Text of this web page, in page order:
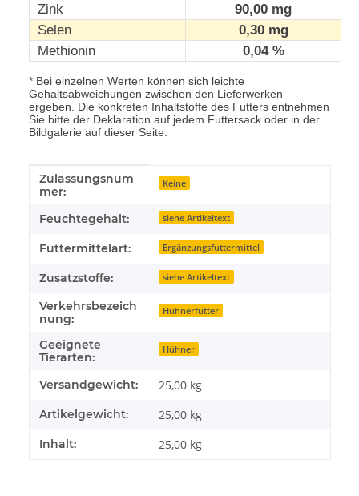
Zink
90,00 mg
Selen
0,30 mg
Methionin
0,04 %
* Bei einzelnen Werten können sich leichte
Gehaltsabweichungen zwischen den Lieferwerken
ergeben. Die konkreten Inhaltstoffe des Futters entnehmen
Sie bitte der Deklaration auf jedem Futtersack oder in der
Bildgalerie auf dieser Seite.
Produkteigenschaft
Wert
Zulassungsnum
mer:
Keine
Feuchtegehalt: siehe Artikeltext
Futtermittelart: Ergänzungsfuttermittel
Zusatzstoffe: siehe Artikeltext
Verkehrsbezeich
nung:
Hühnerfutter
Geeignete
Tierarten:
Hühner
Versandgewicht: 25,00 kg
Artikelgewicht: 25,00 kg
Inhalt: 25,00 kg